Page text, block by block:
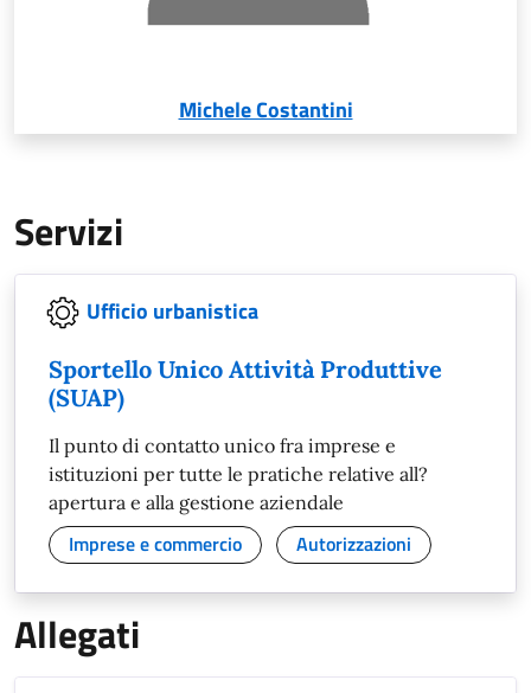
Michele Costantini
Servizi
Ufficio urbanistica
Sportello Unico Attività Produttive
(SUAP)
Il punto di contatto unico fra imprese e
istituzioni per tutte le pratiche relative all?
apertura e alla gestione aziendale
Imprese e commercio Autorizzazioni
Allegati